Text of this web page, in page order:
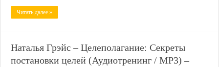
Читать далее »
Наталья Грэйс – Целеполагание: Секреты
постановки целей (Аудиотренинг / MP3) –